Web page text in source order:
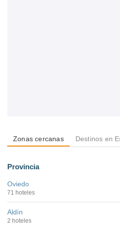
Zonas cercanas Destinos en
Provincia
Oviedo
71 hoteles
Aldín
2 hoteles